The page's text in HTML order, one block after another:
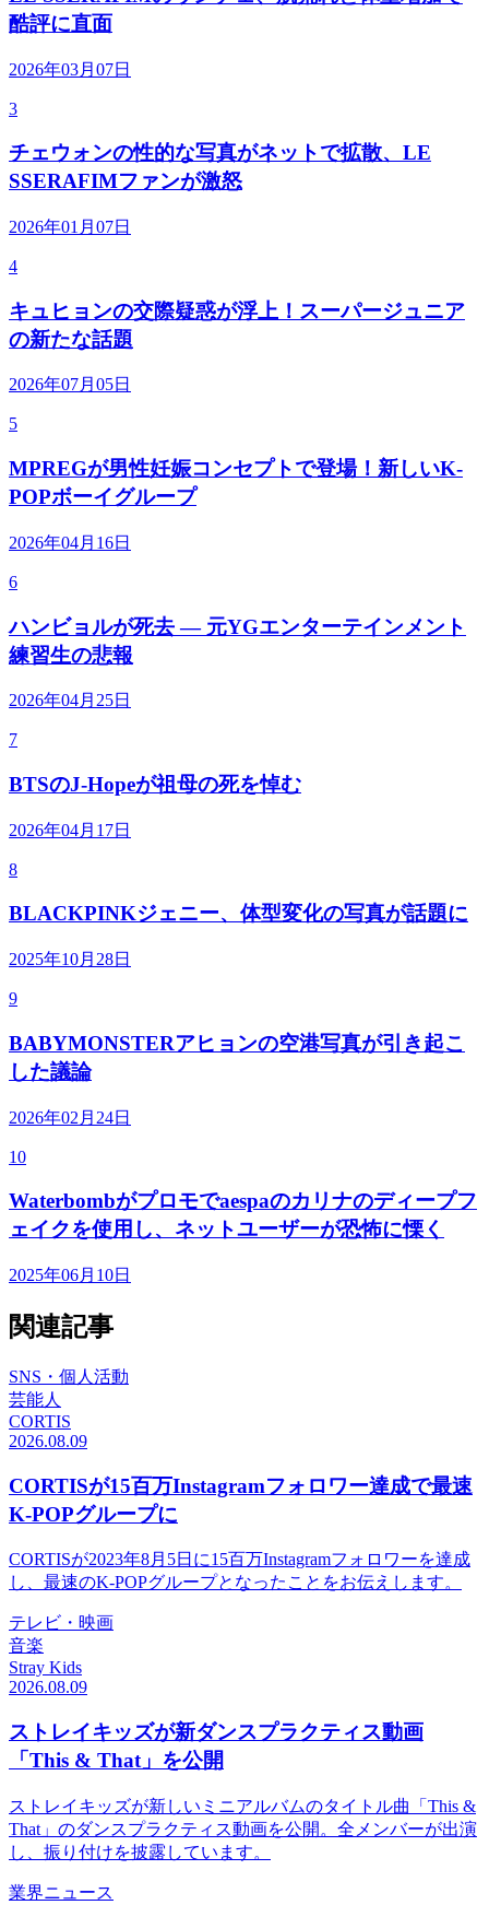
酷評に直面
2026年03月07日
3
チェウォンの性的な写真がネットで拡散、LE
SSERAFIMファンが激怒
2026年01月07日
4
キュヒョンの交際疑惑が浮上！スーパージュニア
の新たな話題
2026年07月05日
5
MPREGが男性妊娠コンセプトで登場！新しいK-
POPボーイグループ
2026年04月16日
6
ハンビョルが死去 — 元YGエンターテインメント
練習生の悲報
2026年04月25日
7
BTSのJ-Hopeが祖母の死を悼む
2026年04月17日
8
BLACKPINKジェニー、体型変化の写真が話題に
2025年10月28日
9
BABYMONSTERアヒョンの空港写真が引き起こ
した議論
2026年02月24日
10
Waterbombがプロモでaespaのカリナのディープフ
ェイクを使用し、ネットユーザーが恐怖に慄く
2025年06月10日
関連記事
SNS・個人活動
芸能人
CORTIS
2026.08.09
CORTISが15百万Instagramフォロワー達成で最速
K-POPグループに
CORTISが2023年8月5日に15百万Instagramフォロワーを達成
し、最速のK-POPグループとなったことをお伝えします。
テレビ・映画
音楽
Stray Kids
2026.08.09
ストレイキッズが新ダンスプラクティス動画
「This & That」を公開
ストレイキッズが新しいミニアルバムのタイトル曲「This &
That」のダンスプラクティス動画を公開。全メンバーが出演
し、振り付けを披露しています。
業界ニュース